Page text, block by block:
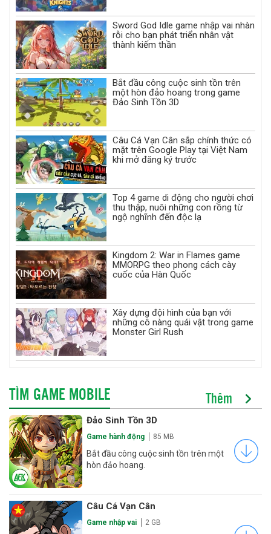
Sword God Idle game nhập vai nhàn
rỗi cho bạn phát triển nhân vật
thành kiếm thần
Bắt đầu công cuộc sinh tồn trên
một hòn đảo hoang trong game
Đảo Sinh Tồn 3D
Câu Cá Vạn Cân sắp chính thức có
mặt trên Google Play tại Việt Nam
khi mở đăng ký trước
Top 4 game di động cho người chơi
thu thập, nuôi những con rồng từ
ngộ nghĩnh đến độc lạ
Kingdom 2: War in Flames game
MMORPG theo phong cách cày
cuốc của Hàn Quốc
Xây dựng đội hình của bạn với
những cô nàng quái vật trong game
Monster Girl Rush
TÌM GAME MOBILE Thêm
Đảo Sinh Tồn 3D
Game hành động 85 MB
Bắt đầu công cuộc sinh tồn trên một
hòn đảo hoang.
Câu Cá Vạn Cân
Game nhập vai 2 GB